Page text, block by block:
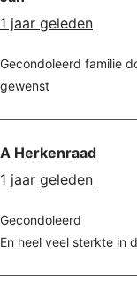
1 jaar geleden
Gecondoleerd familie
gewenst
A Herkenraad
1 jaar geleden
Gecondoleerd
En heel veel sterkte in